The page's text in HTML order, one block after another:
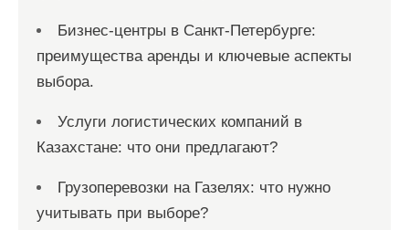
Бизнес-центры в Санкт-Петербурге:
преимущества аренды и ключевые аспекты
выбора.
Услуги логистических компаний в
Казахстане: что они предлагают?
Грузоперевозки на Газелях: что нужно
учитывать при выборе?